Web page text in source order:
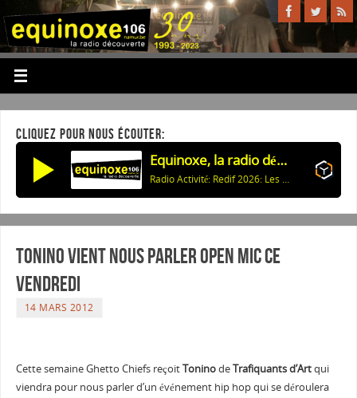
CLIQUEZ POUR NOUS ÉCOUTER:
Equinoxe, la radio découverte
Radio Activité: Redif 2026: Les Compagnons de Buley - Croisière sur la meuse
Tonino vient nous parler Open Mic ce
vendredi
14 MARS 2012
Cette semaine Ghetto Chiefs reçoitToninodeTrafiquants d’Artqui
viendra pour nous parler d’un événement hip hop qui se déroulera